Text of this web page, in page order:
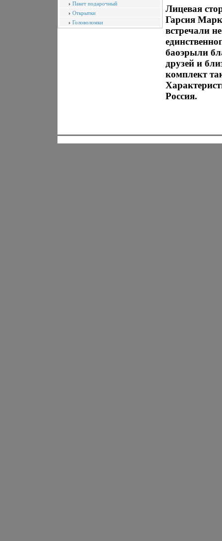
Пакет подарочный
Открытки
Головоломки
Лицевая
Гарсия
встречали
баоэрыли
друзей и
комплект
Россия.